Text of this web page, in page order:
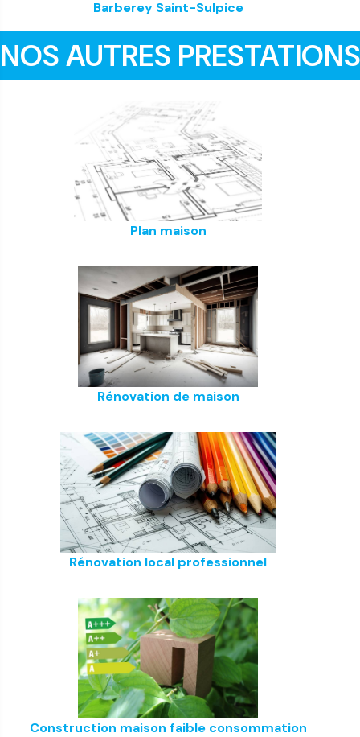
Barberey Saint-Sulpice
NOS AUTRES PRESTATIONS
Plan maison
Rénovation de maison
Rénovation local professionnel
Construction maison faible consommation